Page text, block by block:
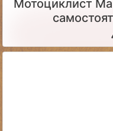
Мотоциклист